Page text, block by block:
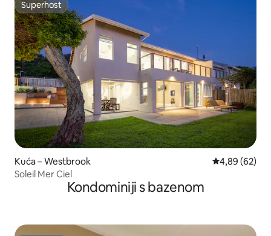
Superhost
Superhost
Kuća – Westbrook Prosječna
4,89 (62)
Soleil Mer Ciel
Kondominiji s bazenom